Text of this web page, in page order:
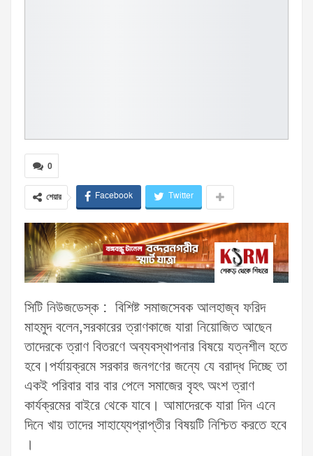
0
শেয়ার Facebook Twitter
সিটি নিউজডেস্ক : বিশিষ্ট সমাজসেবক আলহাজ্ব ফরিদ
মাহমুদ বলেন,সরকারের ত্রাণকাজে যারা নিয়োজিত আছেন
তাদেরকে ত্রাণ বিতরণে অব্যবস্থাপনার বিষয়ে যত্নশীল হতে
হবে।পর্যায়ক্রমে সরকার জনগণের জন্যে যে বরাদ্ধ দিচ্ছে তা
একই পরিবার বার বার পেলে সমাজের বৃহৎ অংশ ত্রাণ
কার্যক্রমের বাইরে থেকে যাবে। আমাদেরকে যারা দিন এনে
দিনে খায় তাদের সাহায্যেপ্রাপ্তীর বিষয়টি নিশ্চিত করতে হবে
।